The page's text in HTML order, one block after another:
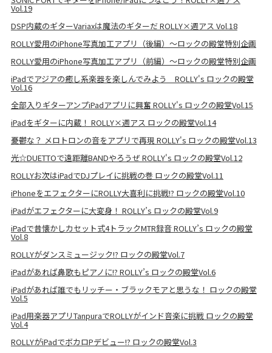
Vol.19
DSP内蔵のギターVariaxは魔法のギターだ ROLLY×週アス Vol.18
ROLLY愛用のiPhone写真加工アプリ（後編）～ロックの殿堂特別企画
ROLLY愛用のiPhone写真加工アプリ（前編）～ロックの殿堂特別企画
iPadでアジアの癒し系楽器を楽しんでみよう ROLLY's ロックの殿堂
Vol.16
全部入りギターアンプiPadアプリに興奮 ROLLY's ロックの殿堂Vol.15
iPadをギターに内蔵！ ROLLY×週アス ロックの殿堂Vol.14
憂鬱な？ メロトロンの音をアプリで再現 ROLLY's ロックの殿堂Vol.13
光☆DUETTOで遠距離BANDやろうぜ ROLLY's ロックの殿堂Vol.12
ROLLYお次はiPadでDJプレイに挑戦の巻 ロックの殿堂Vol.11
iPhoneをエフェクターにROLLY大喜利に挑戦!? ロックの殿堂Vol.10
iPadがエフェクターに大変身！ ROLLY’s ロックの殿堂Vol.9
iPadで昔懐かしカセット式4トラックMTR録音 ROLLY’s ロックの殿堂
Vol.8
ROLLYがダンスミュージック!? ロックの殿堂Vol.7
iPadがあれば鼻歌もピアノに!? ROLLY’s ロックの殿堂Vol.6
iPadがあれば誰でもリッチー・ブラックモアと思うな！ ロックの殿堂
Vol.5
iPad用楽器アプリTanpuraでROLLYがインド音楽に挑戦 ロックの殿堂
Vol.4
ROLLYがiPadでボカロPデビュー!? ロックの殿堂Vol.3